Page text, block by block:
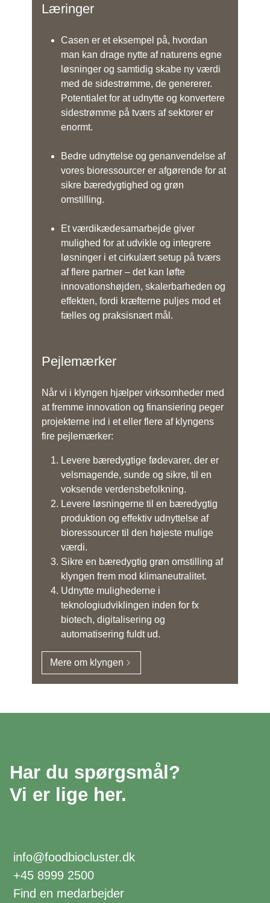
Læringer
Casen er et eksempel på, hvordan
man kan drage nytte af naturens egne
løsninger og samtidig skabe ny værdi
med de sidestrømme, de genererer.
Potentialet for at udnytte og konvertere
sidestrømme på tværs af sektorer er
enormt.
Bedre udnyttelse og genanvendelse af
vores bioressourcer er afgørende for at
sikre bæredygtighed og grøn
omstilling.
Et værdikædesamarbejde giver
mulighed for at udvikle og integrere
løsninger i et cirkulært setup på tværs
af flere partner – det kan løfte
innovationshøjden, skalerbarheden og
effekten, fordi kræfterne puljes mod et
fælles og praksisnært mål.
Pejlemærker
Når vi i klyngen hjælper virksomheder med
at fremme innovation og finansiering peger
projekterne ind i et eller flere af klyngens
fire pejlemærker:
Levere bæredygtige fødevarer, der er
velsmagende, sunde og sikre, til en
voksende verdensbefolkning.
Levere løsningerne til en bæredygtig
produktion og effektiv udnyttelse af
bioressourcer til den højeste mulige
værdi.
Sikre en bæredygtig grøn omstilling af
klyngen frem mod klimaneutralitet.
Udnytte mulighederne i
teknologiudviklingen inden for fx
biotech, digitalisering og
automatisering fuldt ud.
Mere om klyngen
Har du spørgsmål?
Vi er lige her.
info@foodbiocluster.dk
+45 8999 2500
Find en medarbejder